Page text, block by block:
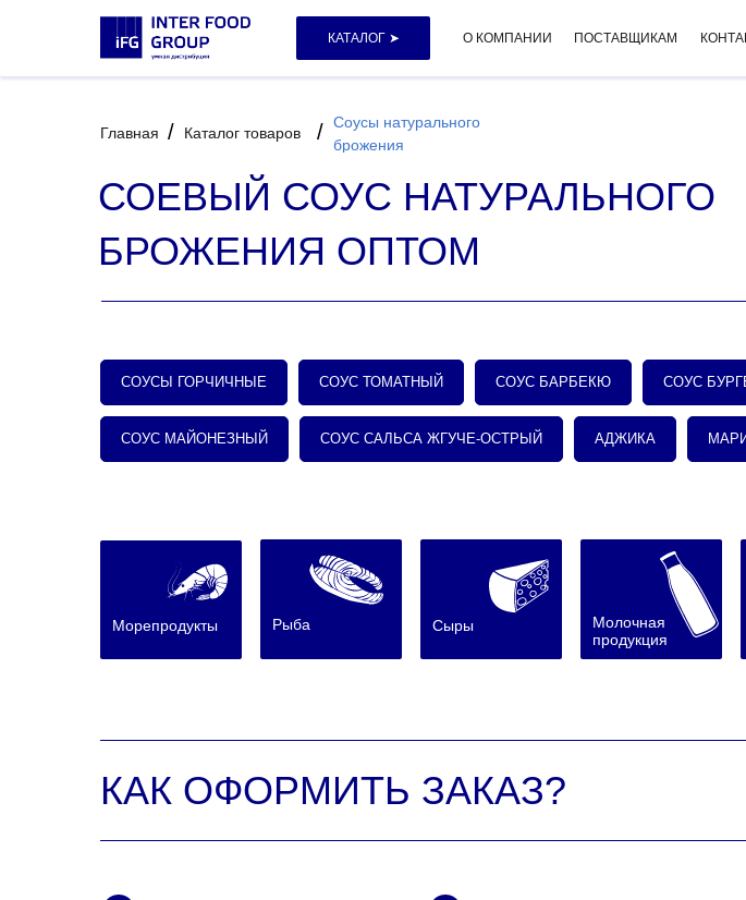
КАТАЛОГ ➤ О КОМПАНИИ ПОСТАВЩИКАМ
СОЕВЫЙ СОУС НАТУРАЛЬНОГО
БРОЖЕНИЯ ОПТОМ
Главная / Каталог товаров / Соусы натурального
брожения
СОУСЫ ГОРЧИЧНЫЕ СОУС ТОМАТНЫЙ СОУС БАРБЕКЮ СОУС
СОУС МАЙОНЕЗНЫЙ СОУС САЛЬСА ЖГУЧЕ-ОСТРЫЙ АДЖИКА
Морепродукты Рыба Сыры
Молочная
продукция
КАК ОФОРМИТЬ ЗАКАЗ?